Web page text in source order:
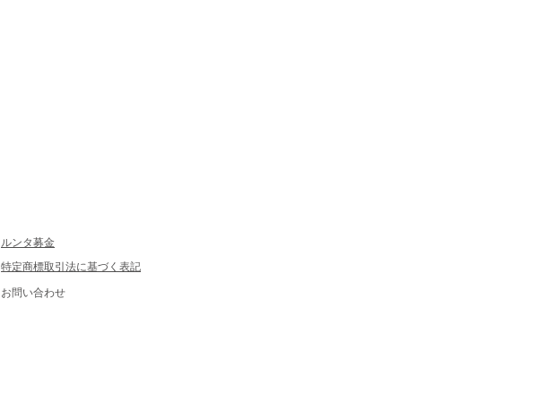
ルンタ募金
特定商標取引法に基づく表記
お問い合わせ